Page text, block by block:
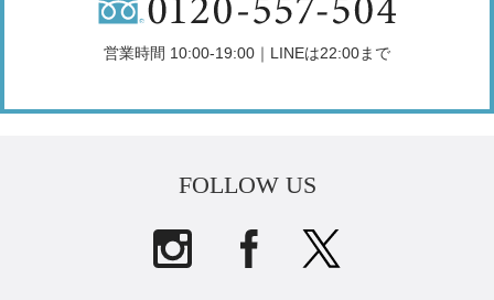
営業時間 10:00-19:00｜LINEは22:00まで
FOLLOW US